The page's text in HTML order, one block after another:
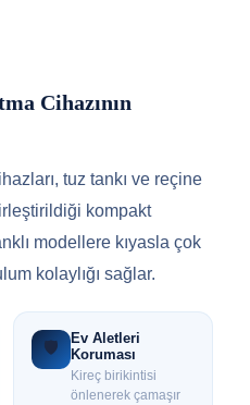
Cihazının
tuz tankı ve reçine
kompakt
modellere kıyasla çok
kolaylığı sağlar.
🛡️
Ev Aletleri
Koruması
Kireç birikintisi
önlenerek çamaşır